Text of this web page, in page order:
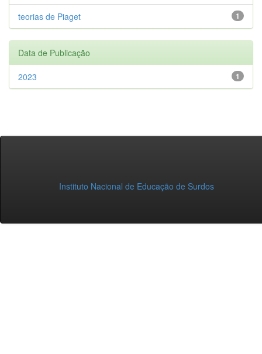
1
teorias de Piaget
Data de Publicação
1
2023
Instituto Nacional de Educação de Surdos